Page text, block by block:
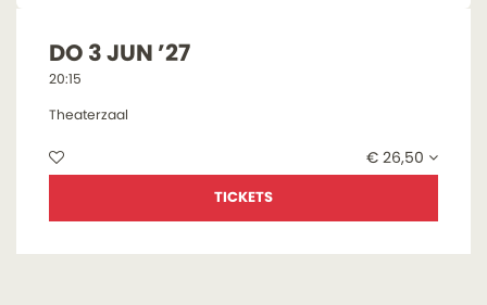
DO 3 JUN ’27
20:15
Theaterzaal
€ 26,50
TICKETS